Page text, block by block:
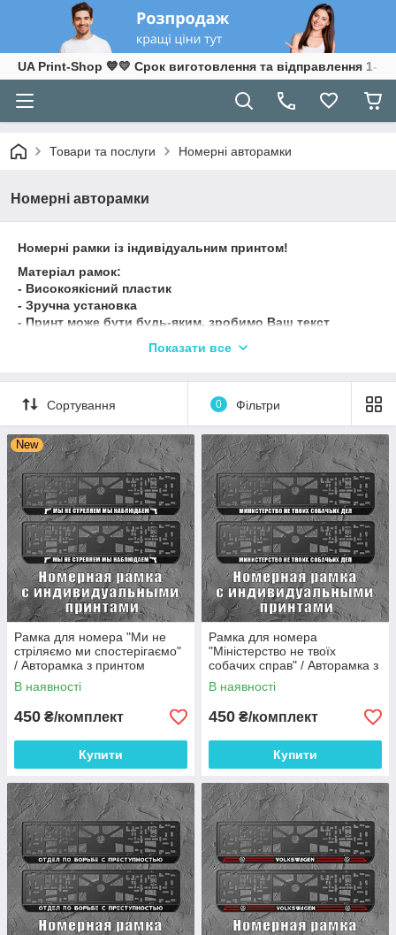
UA Print-Shop ​💙💛 Срок виготовлення та відправлення 1-3
Товари та послуги Номерні авторамки
Номерні авторамки
Номерні рамки із індивідуальним принтом!
Матеріал рамок:
- Високоякісний пластик
- Зручна установка
- Принт може бути будь-яким, зробимо Ваш текст
✔ЗАМОВИТИ у VIBER/Telegram 24|7 →(050)5626282 тисніть
➖➖➖➖➖➖➖➖➖➖➖
Кожного дня Новинки наших товарів можна побачити в
Показати все
Сортування 0 Фільтри
New
Рамка для номера "Ми не
стріляємо ми спостерігаємо"
/ Авторамка з принтом
В наявності
450 ₴/комплект
Купити
Рамка для номера
"Міністерство не твоїх
собачих справ" / Авторамка з
принтом
В наявності
450 ₴/комплект
Купити